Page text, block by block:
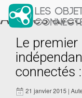
Articles avec
Le
connectés
21 janvier 2015 |